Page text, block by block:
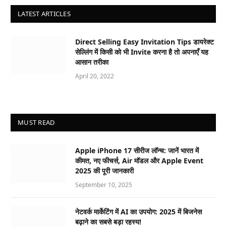
LATEST ARTICLES
Direct Selling Easy Invitation Tips डायरेक्ट
सेल्लिंग में किसी को भी Invite करना है तो अपनाएँ यह
आसान तरीका
April 20, 2022
MUST READ
Apple iPhone 17 सीरीज लॉन्च: जानें भारत में
कीमत, नए फीचर्स, Air मॉडल और Apple Event
2025 की पूरी जानकारी
September 10, 2025
नेटवर्क मार्केटिंग में AI का उपयोग: 2025 में बिजनेस
बढ़ाने का सबसे बड़ा रहस्य!